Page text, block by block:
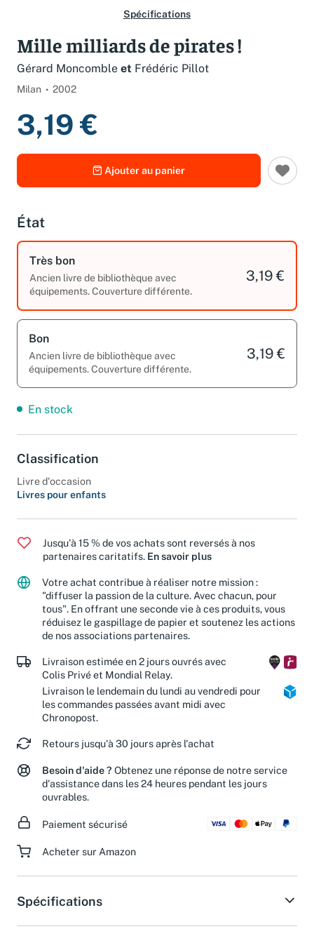
Spécifications
Mille milliards de pirates !
Gérard Moncomble et Frédéric Pillot
Milan 2002
3,19 €
Ajouter au panier
État
Très bon
Ancien livre de bibliothèque avec
équipements. Couverture différente.
3,19 €
Bon
Ancien livre de bibliothèque avec
équipements. Couverture différente.
3,19 €
En stock
Classification
Livre d'occasion
Livres pour enfants
Jusqu'à 15 % de vos achats sont reversés à nos
partenaires caritatifs. En savoir plus
Votre achat contribue à réaliser notre mission :
"diffuser la passion de la culture. Avec chacun, pour
tous". En offrant une seconde vie à ces produits, vous
réduisez le gaspillage de papier et soutenez les actions
de nos associations partenaires.
Livraison estimée en 2 jours ouvrés avec
Colis Privé et Mondial Relay.
Livraison le lendemain du lundi au vendredi pour
les commandes passées avant midi avec
Chronopost.
Retours jusqu'à 30 jours après l'achat
Besoin d'aide ? Obtenez une réponse de notre service
d'assistance dans les 24 heures pendant les jours
ouvrables.
Paiement sécurisé
Acheter sur Amazon
Spécifications